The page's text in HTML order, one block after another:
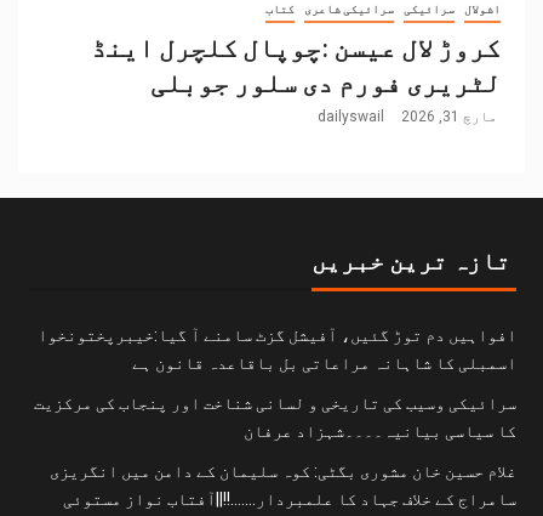
اشولال سرائیکی سرائیکی شاعری کتاب
کروڑ لال عیسن :چوپال کلچرل اینڈ
لٹریری فورم دی سلور جوبلی
مارچ 31, 2026 dailyswail
تازہ ترین خبریں
افواہیں دم توڑ گئیں، آفیشل گزٹ سامنے آ گیا:خیبرپختونخوا
اسمبلی کا شاہانہ مراعاتی بل باقاعدہ قانون ہے
سرائیکی وسیب کی تاریخی و لسانی شناخت اور پنجاب کی مرکزیت
کا سیاسی بیانیہ۔۔۔۔شہزاد عرفان
غلام حسین خان مشوری بگٹی: کوہ سلیمان کے دامن میں انگریزی
سامراج کے خلاف جہاد کا علمبردار…….!!||آفتاب نواز مستوئی